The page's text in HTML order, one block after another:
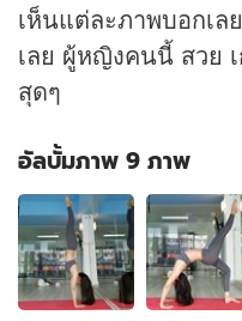
เห็นแต่ละภาพบอกเ
เลย ผู้หญิงคนนี้ สวย
สุดๆ
อัลบั้มภาพ 9 ภาพ
อัลบั้ม
ภาพ
9
ภาพ
ของ